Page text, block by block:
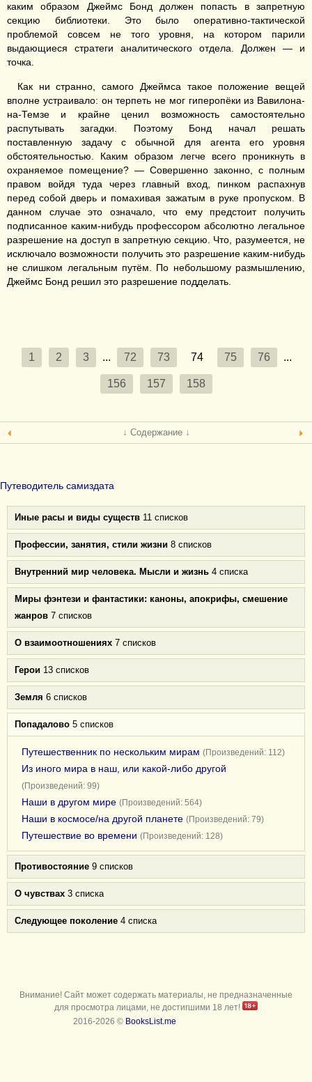
каким образом Джеймс Бонд должен попасть в запретную
секцию библиотеки. Это было оперативно-тактической
проблемой совсем не того уровня, на котором парили
выдающиеся стратеги аналитического отдела. Должен — и
точка.
Как ни странно, самого Джеймса такое положение вещей
вполне устраивало: он терпеть не мог гиперопёки из Вавилона-
на-Темзе и крайне ценил возможность самостоятельно
распутывать загадки. Поэтому Бонд начал решать
поставленную задачу с обычной для агента его уровня
обстоятельностью. Каким образом легче всего проникнуть в
охраняемое помещение? — Совершенно законно, с полным
правом войдя туда через главный вход, пинком распахнув
перед собой дверь и помахивая зажатым в руке пропуском. В
данном случае это означало, что ему предстоит получить
подписанное каким-нибудь профессором абсолютно легальное
разрешение на доступ в запретную секцию. Что, разумеется, не
исключало возможности получить это разрешение каким-нибудь
не слишком легальным путём. По небольшому размышлению,
Джеймс Бонд решил это разрешение подделать.
1 2 3 ... 72 73 74 75 76 ...
156 157 158
↓ Содержание ↓
Путеводитель самиздата
Иные расы и виды существ 11 списков
Профессии, занятия, стили жизни 8 списков
Внутренний мир человека. Мысли и жизнь 4 списка
Миры фэнтези и фантастики: каноны, апокрифы, смешение
жанров 7 списков
О взаимоотношениях 7 списков
Герои 13 списков
Земля 6 списков
Попадалово 5 списков
Путешественник по нескольким мирам (Произведений: 112)
Из иного мира в наш, или какой-либо другой
(Произведений: 99)
Наши в другом мире (Произведений: 564)
Наши в космосе/на другой планете (Произведений: 79)
Путешествие во времени (Произведений: 128)
Противостояние 9 списков
О чувствах 3 списка
Следующее поколение 4 списка
Внимание! Сайт может содержать материалы, не предназначенные
для просмотра лицами, не достигшими 18 лет!
2016-2026 © BooksList.me